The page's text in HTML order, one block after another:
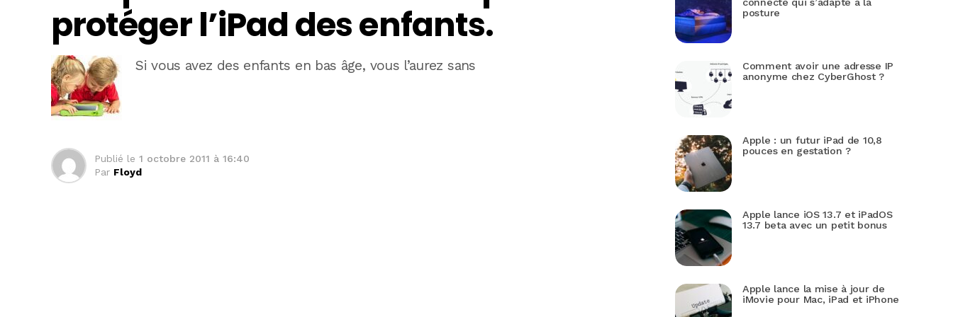
protéger l’iPad des enfants.
Si vous avez des enfants en bas âge, vous l’aurez sans
Publié le 1 octobre 2011 à 16:40
Par Floyd
posture
Comment avoir une adresse IP
anonyme chez CyberGhost ?
Apple : un futur iPad de 10,8
pouces en gestation ?
Apple lance iOS 13.7 et iPadOS
13.7 beta avec un petit bonus
Apple lance la mise à jour de
iMovie pour Mac, iPad et iPhone